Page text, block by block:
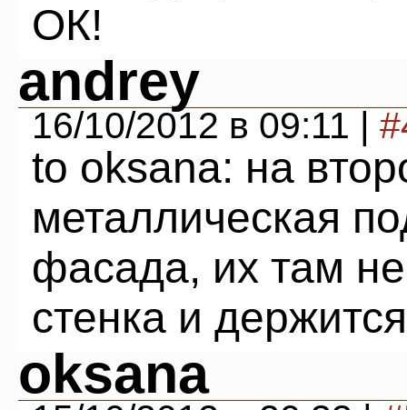
ОК!
andrey
16/10/2012 в 09:11 |
to oksana: на
металлическая
фасада, их там
стенка и
oksana